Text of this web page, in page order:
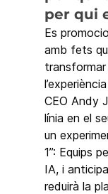
per qui
Es
amb fets
CEO Andy
línia en el
un
1”: Equips
IA, i
reduirà la